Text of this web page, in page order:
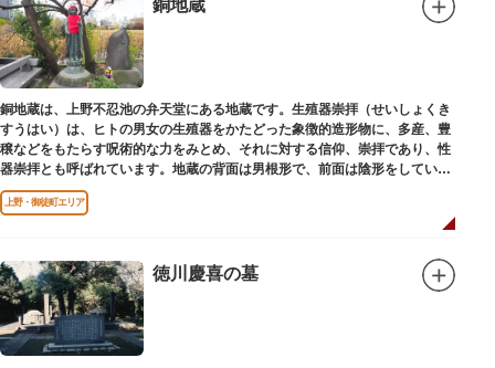
銅地蔵
銅地蔵は、上野不忍池の弁天堂にある地蔵です。生殖器崇拝（せいしょくき
すうはい）は、ヒトの男女の生殖器をかたどった象徴的造形物に、多産、豊
穣などをもたらす呪術的な力をみとめ、それに対する信仰、崇拝であり、性
器崇拝とも呼ばれています。地蔵の背面は男根形で、前面は陰形をしていま
す。
上野・御徒町エリア
徳川慶喜の墓